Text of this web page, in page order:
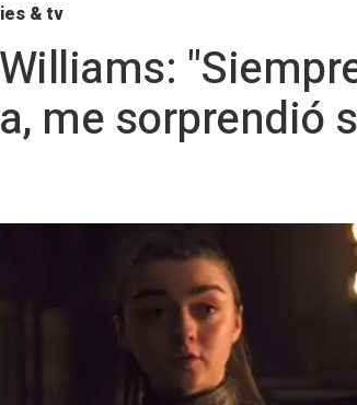
& tv
me sorprendió